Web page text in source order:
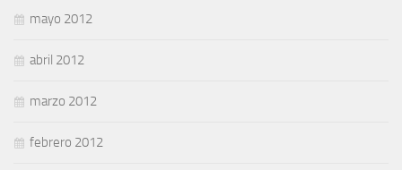
mayo 2012
abril 2012
marzo 2012
febrero 2012